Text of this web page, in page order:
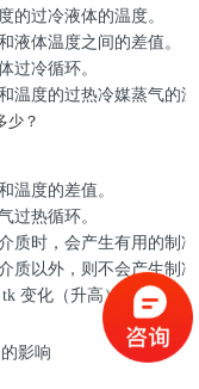
的过冷液体的温度。
液体温度之间的差值。
过冷循环。
温度的过热冷媒蒸气的
温度的差值。
过热循环。
质时，会产生有用的制
质以外，则不会产生制
变化（升高）的影响
影响